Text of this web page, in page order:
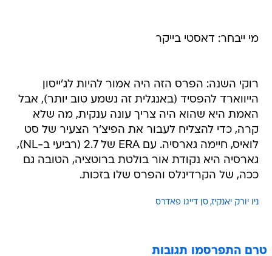
מי ייבחר: דאסטי בייקר
רוקי השנה: הפרס הזה היה אמור להיות לג'ייסון
הייווארד להפסיד (באנגלית זה נשמע טוב יותר), אבל
האמת היא שהוא היה צריך עונה ענקית, מה שלא
קרה, כדי להצליח לעבור את הפיצ'ר הצעיר של סט
לואיס, חיימה גארסיה. עם ERA של 2.7 (רביעי ב-NL),
גארסיה היא נקודת אור בולטת ברוטציה, הטובה גם
ככה, של הקרדינלס והפרס שלו בזכות.
ניו יורק יאנקיז סן דייגו פאדרס
טרם התפרסמו תגובות